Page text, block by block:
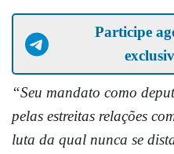
Participe
“Seu mandato como
pelas estreitas relações
luta da qual nunca se